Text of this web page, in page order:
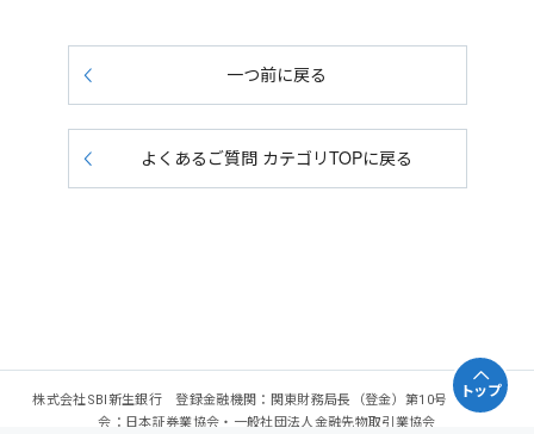
一つ前に戻る
よくあるご質問 カテゴリTOPに戻る
株式会社SBI新生銀行 登録金融機関：関東財務局長（登金）第10号 加入協
会：日本証券業協会・一般社団法人金融先物取引業協会
トップ